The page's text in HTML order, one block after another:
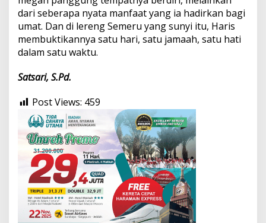
dari seberapa nyata manfaat yang ia hadirkan bagi
umat. Dan di lereng Semeru yang sunyi itu, Haris
membuktikannya satu hari, satu jamaah, satu hati
dalam satu waktu.
Satsari, S.Pd.
Post Views: 459